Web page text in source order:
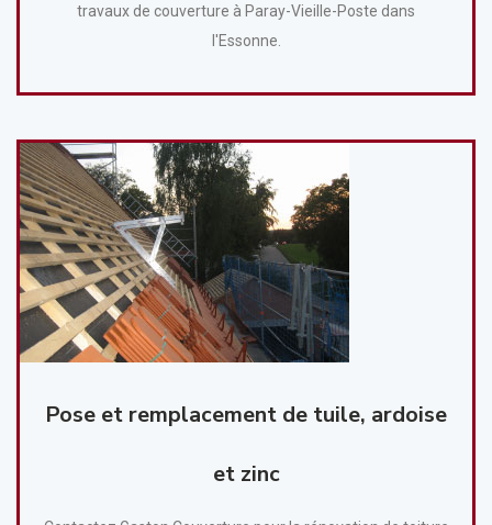
travaux de couverture à Paray-Vieille-Poste dans
l'Essonne.
Pose et remplacement de tuile, ardoise
et zinc